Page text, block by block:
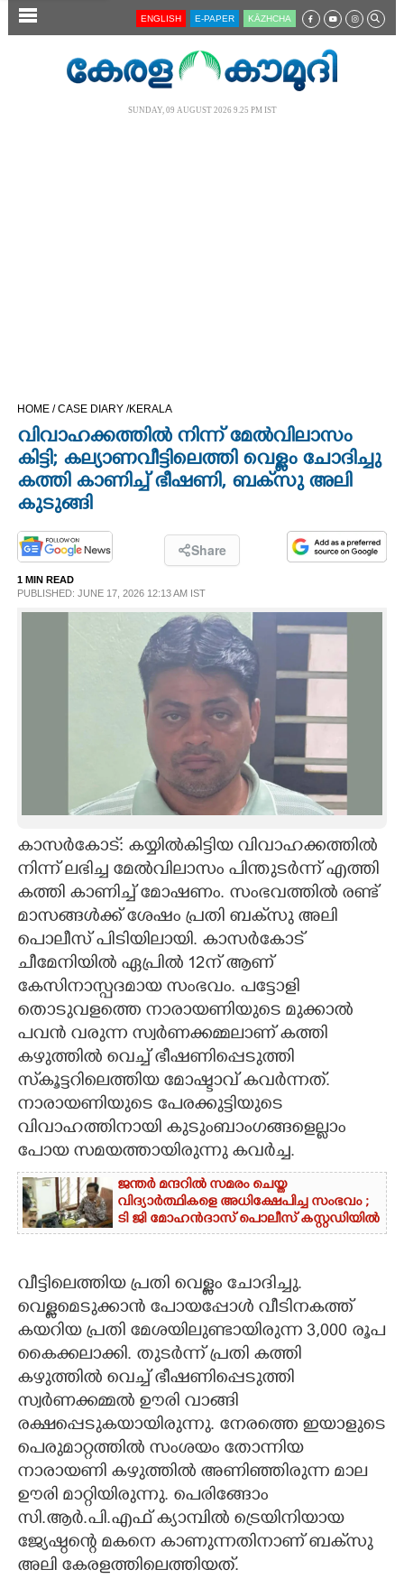
SECTIONS
OPINION
LIFESTYLE
CARTOONS
LITERATURE
ZOOM
ENGLISH E-PAPER KĀZHCHA
SUNDAY, 09 AUGUST 2026 9.25 PM IST
HOME /CASE DIARY /KERALA
വിവാഹക്കത്തില്‍ നിന്ന് മേല്‍വിലാസം
കിട്ടി; കല്യാണവീട്ടിലെത്തി വെള്ളം ചോദിച്ചു
കത്തി കാണിച്ച് ഭീഷണി, ബക്‌സു അലി
കുടുങ്ങി
Share
1 MIN READ
PUBLISHED: JUNE 17, 2026 12:13 AM IST
കാസര്‍കോട്: കയ്യില്‍കിട്ടിയ വിവാഹക്കത്തില്‍
നിന്ന് ലഭിച്ച മേല്‍വിലാസം പിന്തുടര്‍ന്ന് എത്തി
കത്തി കാണിച്ച് മോഷണം. സംഭവത്തില്‍ രണ്ട്
മാസങ്ങള്‍ക്ക് ശേഷം പ്രതി ബക്‌സു അലി
പൊലീസ് പിടിയിലായി. കാസര്‍കോട്
ചീമേനിയില്‍ ഏപ്രില്‍ 12ന് ആണ്
കേസിനാസ്പദമായ സംഭവം. പട്ടോളി
തൊടുവളത്തെ നാരായണിയുടെ മുക്കാല്‍
പവന്‍ വരുന്ന സ്വര്‍ണക്കമ്മലാണ് കത്തി
കഴുത്തില്‍ വെച്ച് ഭീഷണിപ്പെടുത്തി
സ്‌കൂട്ടറിലെത്തിയ മോഷ്ടാവ് കവര്‍ന്നത്.
നാരായണിയുടെ പേരക്കുട്ടിയുടെ
വിവാഹത്തിനായി കുടുംബാംഗങ്ങളെല്ലാം
പോയ സമയത്തായിരുന്നു കവര്‍ച്ച.
ജന്തർ മന്ദറിൽ സമരം ചെയ്ത
വിദ്യാർത്ഥികളെ അധിക്ഷേപിച്ച സംഭവം ;
ടി ജി മോഹൻദാസ് പൊലീസ് കസ്റ്റഡിയിൽ
വീട്ടിലെത്തിയ പ്രതി വെള്ളം ചോദിച്ചു.
വെള്ളമെടുക്കാന്‍ പോയപ്പോള്‍ വീടിനകത്ത്
കയറിയ പ്രതി മേശയിലുണ്ടായിരുന്ന 3,000 രൂപ
കൈക്കലാക്കി. തുടര്‍ന്ന് പ്രതി കത്തി
കഴുത്തില്‍ വെച്ച് ഭീഷണിപ്പെടുത്തി
സ്വര്‍ണക്കമ്മല്‍ ഊരി വാങ്ങി
രക്ഷപ്പെടുകയായിരുന്നു. നേരത്തെ ഇയാളുടെ
പെരുമാറ്റത്തില്‍ സംശയം തോന്നിയ
നാരായണി കഴുത്തില്‍ അണിഞ്ഞിരുന്ന മാല
ഊരി മാറ്റിയിരുന്നു. പെരിങ്ങോം
സി.ആര്‍.പി.എഫ് ക്യാമ്പില്‍ ട്രെയിനിയായ
ജ്യേഷ്ഠന്റെ മകനെ കാണുന്നതിനാണ് ബക്‌സു
അലി കേരളത്തിലെത്തിയത്.